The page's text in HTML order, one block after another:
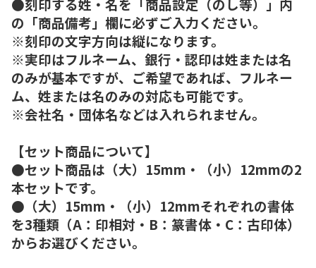
の「商品備考」欄に必ずご入力ください。
※刻印の文字方向は縦になります。
※実印はフルネーム、銀行・認印は姓または名
のみが基本ですが、ご希望であれば、フルネー
ム、姓または名のみの対応も可能です。
※会社名・団体名などは入れられません。
【セット商品について】
●セット商品は（大）15mm・（小）12mmの2
本セットです。
●（大）15mm・（小）12mmそれぞれの書体
を3種類（A：印相対・B：篆書体・C：古印体）
からお選びください。